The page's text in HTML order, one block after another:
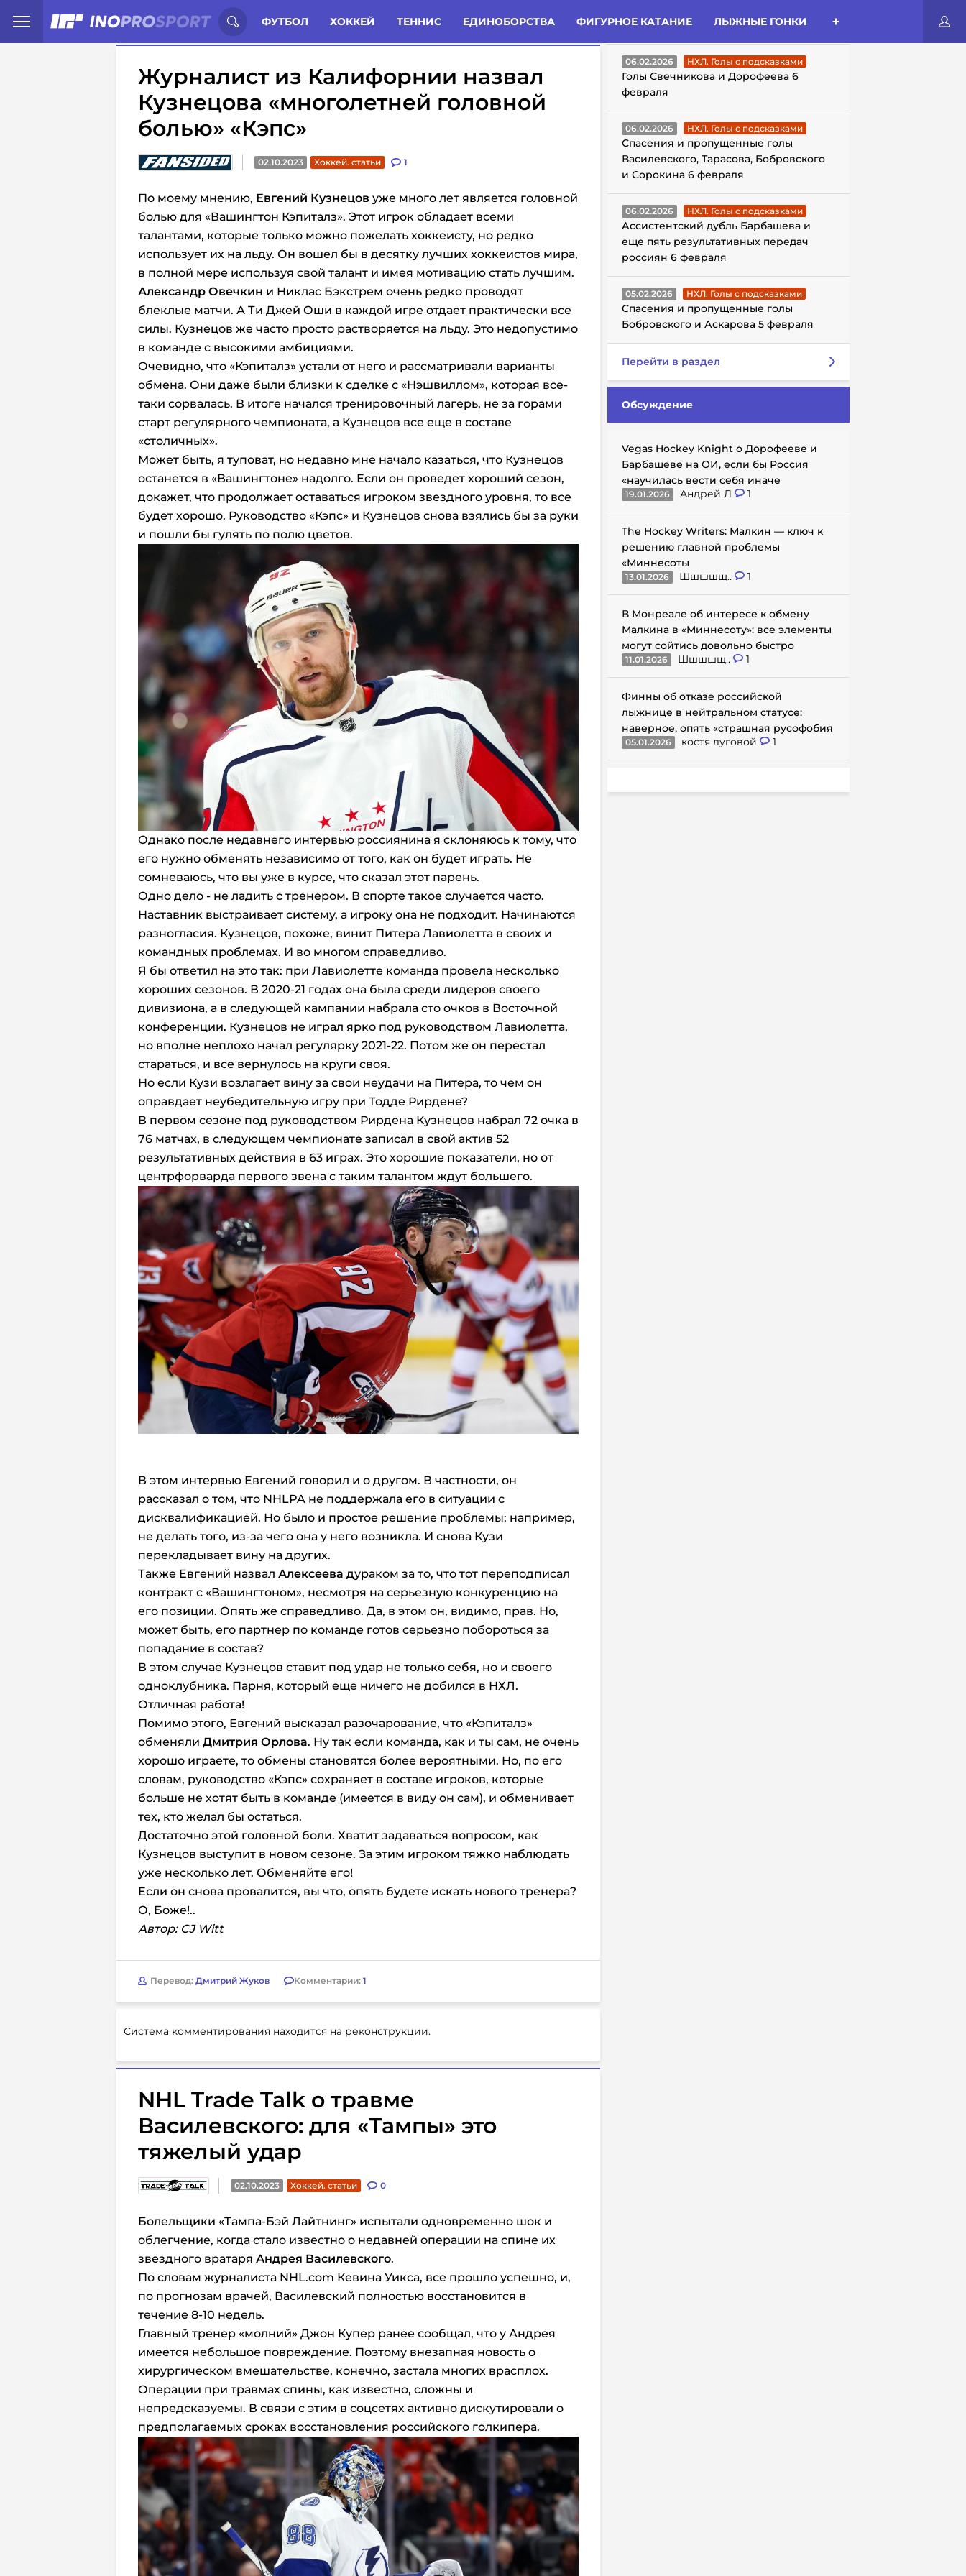
ФУТБОЛ ХОККЕЙ ТЕННИС ЕДИНОБОРСТВА ФИГУРНОЕ КАТАНИЕ ЛЫЖНЫЕ ГОНКИ
Иностранцы о спорте России: Статьи Комменты Новости
Журналист из Калифорнии назвал
Кузнецова «многолетней головной
болью» «Кэпс»
02.10.2023 Хоккей. статьи 1
По моему мнению, Евгений Кузнецов уже много лет является головной
болью для «Вашингтон Кэпиталз». Этот игрок обладает всеми
талантами, которые только можно пожелать хоккеисту, но редко
использует их на льду. Он вошел бы в десятку лучших хоккеистов мира,
в полной мере используя свой талант и имея мотивацию стать лучшим.
Александр Овечкин и Никлас Бэкстрем очень редко проводят
блеклые матчи. А Ти Джей Оши в каждой игре отдает практически все
силы. Кузнецов же часто просто растворяется на льду. Это недопустимо
в команде с высокими амбициями.
Очевидно, что «Кэпиталз» устали от него и рассматривали варианты
обмена. Они даже были близки к сделке с «Нэшвиллом», которая все-
таки сорвалась. В итоге начался тренировочный лагерь, не за горами
старт регулярного чемпионата, а Кузнецов все еще в составе
«столичных».
Может быть, я туповат, но недавно мне начало казаться, что Кузнецов
останется в «Вашингтоне» надолго. Если он проведет хороший сезон,
докажет, что продолжает оставаться игроком звездного уровня, то все
будет хорошо. Руководство «Кэпс» и Кузнецов снова взялись бы за руки
и пошли бы гулять по полю цветов.
Однако после недавнего интервью россиянина я склоняюсь к тому, что
его нужно обменять независимо от того, как он будет играть. Не
сомневаюсь, что вы уже в курсе, что сказал этот парень.
Одно дело - не ладить с тренером. В спорте такое случается часто.
Наставник выстраивает систему, а игроку она не подходит. Начинаются
разногласия. Кузнецов, похоже, винит Питера Лавиолетта в своих и
командных проблемах. И во многом справедливо.
Я бы ответил на это так: при Лавиолетте команда провела несколько
хороших сезонов. В 2020-21 годах она была среди лидеров своего
дивизиона, а в следующей кампании набрала сто очков в Восточной
конференции. Кузнецов не играл ярко под руководством Лавиолетта,
но вполне неплохо начал регулярку 2021-22. Потом же он перестал
стараться, и все вернулось на круги своя.
Но если Кузи возлагает вину за свои неудачи на Питера, то чем он
оправдает неубедительную игру при Тодде Рирдене?
В первом сезоне под руководством Рирдена Кузнецов набрал 72 очка в
76 матчах, в следующем чемпионате записал в свой актив 52
результативных действия в 63 играх. Это хорошие показатели, но от
центрфорварда первого звена с таким талантом ждут большего.
В этом интервью Евгений говорил и о другом. В частности, он
рассказал о том, что NHLPA не поддержала его в ситуации с
дисквалификацией. Но было и простое решение проблемы: например,
не делать того, из-за чего она у него возникла. И снова Кузи
перекладывает вину на других.
Также Евгений назвал Алексеева дураком за то, что тот переподписал
контракт с «Вашингтоном», несмотря на серьезную конкуренцию на
его позиции. Опять же справедливо. Да, в этом он, видимо, прав. Но,
может быть, его партнер по команде готов серьезно побороться за
попадание в состав?
В этом случае Кузнецов ставит под удар не только себя, но и своего
одноклубника. Парня, который еще ничего не добился в НХЛ.
Отличная работа!
Помимо этого, Евгений высказал разочарование, что «Кэпиталз»
обменяли Дмитрия Орлова. Ну так если команда, как и ты сам, не очень
хорошо играете, то обмены становятся более вероятными. Но, по его
словам, руководство «Кэпс» сохраняет в составе игроков, которые
больше не хотят быть в команде (имеется в виду он сам), и обменивает
тех, кто желал бы остаться.
Достаточно этой головной боли. Хватит задаваться вопросом, как
Кузнецов выступит в новом сезоне. За этим игроком тяжко наблюдать
уже несколько лет. Обменяйте его!
Если он снова провалится, вы что, опять будете искать нового тренера?
О, Боже!..
Автор: CJ Witt
Перевод: Дмитрий Жуков Комментарии: 1
Система комментирования находится на реконструкции.
NHL Trade Talk о травме
Василевского: для «Тампы» это
тяжелый удар
02.10.2023 Хоккей. статьи 0
Болельщики «Тампа-Бэй Лайтнинг» испытали одновременно шок и
облегчение, когда стало известно о недавней операции на спине их
звездного вратаря Андрея Василевского.
По словам журналиста NHL.com Кевина Уикса, все прошло успешно, и,
по прогнозам врачей, Василевский полностью восстановится в
течение 8-10 недель.
Главный тренер «молний» Джон Купер ранее сообщал, что у Андрея
имеется небольшое повреждение. Поэтому внезапная новость о
хирургическом вмешательстве, конечно, застала многих врасплох.
Операции при травмах спины, как известно, сложны и
непредсказуемы. В связи с этим в соцсетях активно дискутировали о
предполагаемых сроках восстановления российского голкипера.
ГОЛЫ С ПОДСКАЗКАМИ
06.02.2026 НХЛ. Голы с подсказками
Голы Свечникова и Дорофеева 6
февраля
06.02.2026 НХЛ. Голы с подсказками
Спасения и пропущенные голы
Василевского, Тарасова, Бобровского
и Сорокина 6 февраля
06.02.2026 НХЛ. Голы с подсказками
Ассистентский дубль Барбашева и
еще пять результативных передач
россиян 6 февраля
05.02.2026 НХЛ. Голы с подсказками
Спасения и пропущенные голы
Бобровского и Аскарова 5 февраля
Перейти в раздел
Обсуждение
Vegas Hockey Knight о Дорофееве и
Барбашеве на ОИ, если бы Россия
«научилась вести себя иначе
19.01.2026 Андрей Л 1
The Hockey Writers: Малкин — ключ к
решению главной проблемы
«Миннесоты
13.01.2026 Шшшшщ.. 1
В Монреале об интересе к обмену
Малкина в «Миннесоту»: все элементы
могут сойтись довольно быстро
11.01.2026 Шшшшщ.. 1
Финны об отказе российской
лыжнице в нейтральном статусе:
наверное, опять «страшная русофобия
05.01.2026 костя луговой 1